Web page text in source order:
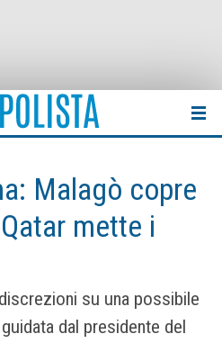
Malagò copre
mette i
su una possibile
dal presidente del